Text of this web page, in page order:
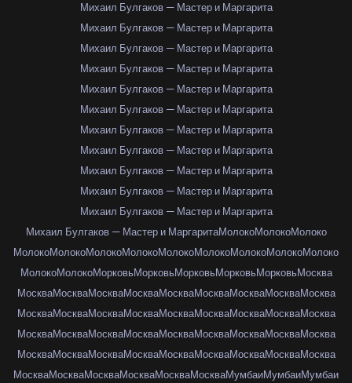
Михаил Булгаков — Мастер и Маргарита
Михаил Булгаков — Мастер и Маргарита
Михаил Булгаков — Мастер и Маргарита
Михаил Булгаков — Мастер и Маргарита
Михаил Булгаков — Мастер и Маргарита
Михаил Булгаков — Мастер и Маргарита
Михаил Булгаков — Мастер и Маргарита
Михаил Булгаков — Мастер и Маргарита
Михаил Булгаков — Мастер и Маргарита
Михаил Булгаков — Мастер и Маргарита
Михаил Булгаков — Мастер и Маргарита
Михаил Булгаков — Мастер и МаргаритаМолокоМолокоМолоко
МолокоМолокоМолокоМолокоМолокоМолокоМолокоМолокоМолоко
МолокоМолокоМорковьМорковьМорковьМорковьМорковьМосква
МоскваМоскваМоскваМоскваМоскваМоскваМоскваМоскваМосква
МоскваМоскваМоскваМоскваМоскваМоскваМоскваМоскваМосква
МоскваМоскваМоскваМоскваМоскваМоскваМоскваМоскваМосква
МоскваМоскваМоскваМоскваМоскваМоскваМоскваМоскваМосква
МоскваМоскваМоскваМоскваМоскваМоскваМумбаиМумбаиМумбаи